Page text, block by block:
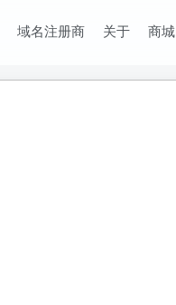
域名注册商 关于 商城